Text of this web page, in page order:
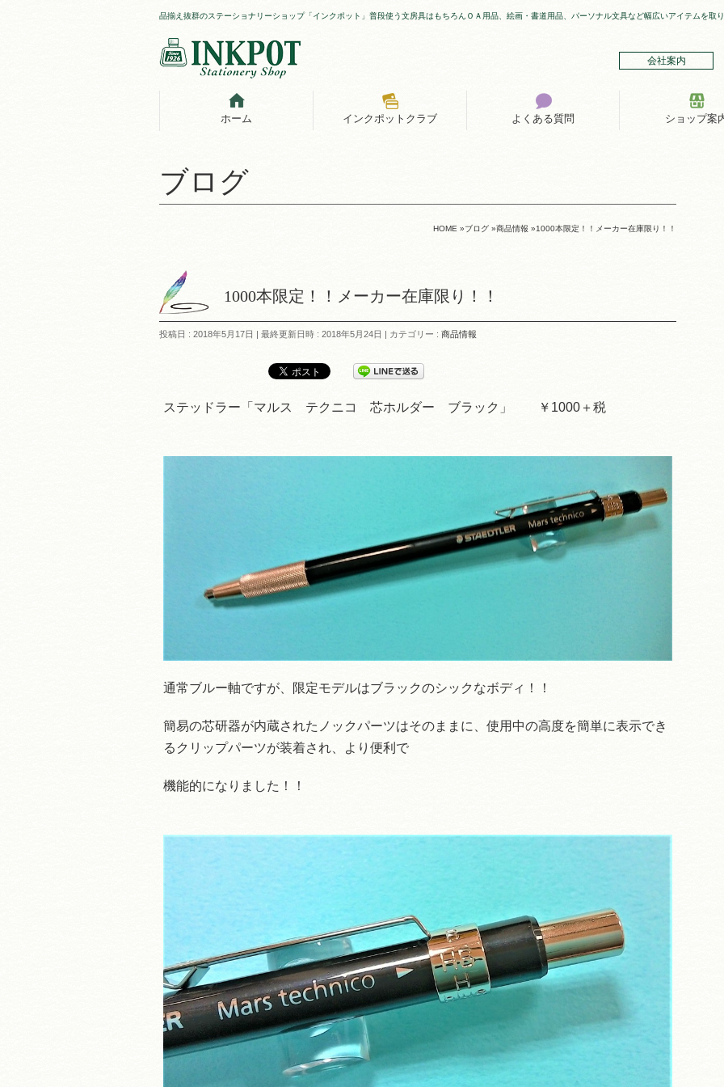
品揃え抜群のステーショナリーショップ「インクポット」普段使う文房具はもちろんＯＡ用品、絵画・書道用品、パーソナル文具など幅広いアイテムを取
会社案内
ホーム インクポットクラブ よくある質問 ショップ案
ブログ
HOME »ブログ »商品情報 »1000本限定！！メーカー在庫限り！！
1000本限定！！メーカー在庫限り！！
投稿日 : 2018年5月17日 最終更新日時 : 2018年5月24日 カテゴリー : 商品情報
ステッドラー「マルス テクニコ 芯ホルダー ブラック」 ￥1000＋税
通常ブルー軸ですが、限定モデルはブラックのシックなボディ！！
簡易の芯研器が内蔵されたノックパーツはそのままに、使用中の高度を簡単に表示でき
るクリップパーツが装着され、より便利で
機能的になりました！！